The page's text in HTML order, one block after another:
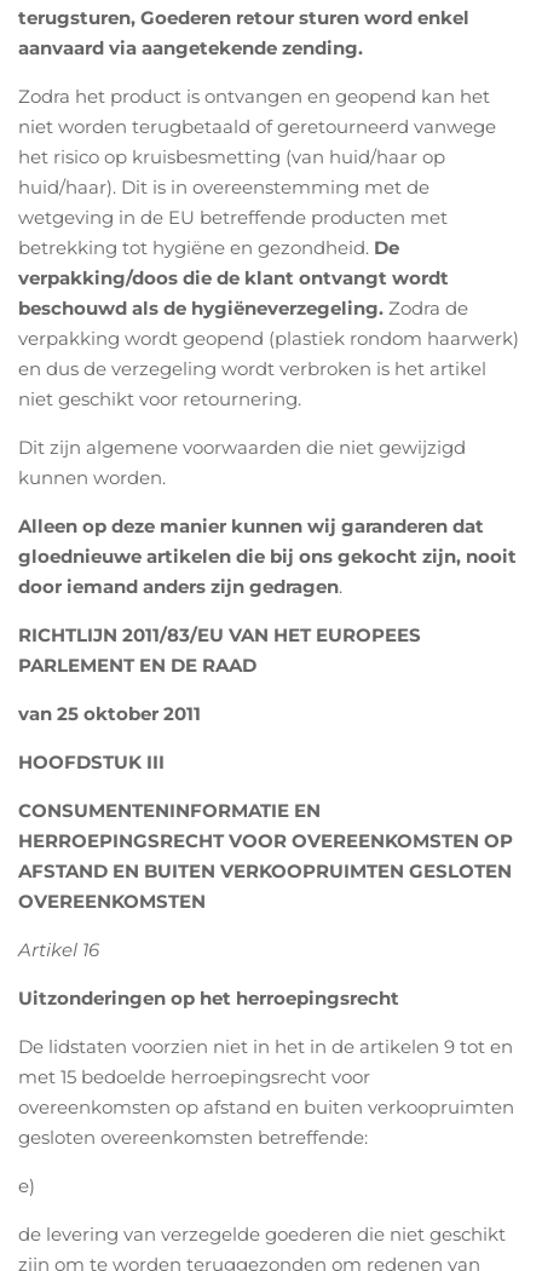
terugsturen, Goederen retour sturen word enkel
aanvaard via aangetekende zending.
Zodra het product is ontvangen en geopend kan het
niet worden terugbetaald of geretourneerd vanwege
het risico op kruisbesmetting (van huid/haar op
huid/haar). Dit is in overeenstemming met de
wetgeving in de EU betreffende producten met
betrekking tot hygiëne en gezondheid. De
verpakking/doos die de klant ontvangt wordt
beschouwd als de hygiëneverzegeling. Zodra de
verpakking wordt geopend (plastiek rondom haarwerk)
en dus de verzegeling wordt verbroken is het artikel
niet geschikt voor retournering.
Dit zijn algemene voorwaarden die niet gewijzigd
kunnen worden.
Alleen op deze manier kunnen wij garanderen dat
gloednieuwe artikelen die bij ons gekocht zijn, nooit
door iemand anders zijn gedragen.
RICHTLIJN 2011/83/EU VAN HET EUROPEES
PARLEMENT EN DE RAAD
van 25 oktober 2011
HOOFDSTUK III
CONSUMENTENINFORMATIE EN
HERROEPINGSRECHT VOOR OVEREENKOMSTEN OP
AFSTAND EN BUITEN VERKOOPRUIMTEN GESLOTEN
OVEREENKOMSTEN
Artikel 16
Uitzonderingen op het herroepingsrecht
De lidstaten voorzien niet in het in de artikelen 9 tot en
met 15 bedoelde herroepingsrecht voor
overeenkomsten op afstand en buiten verkoopruimten
gesloten overeenkomsten betreffende:
e)
de levering van verzegelde goederen die niet geschikt
zijn om te worden teruggezonden om redenen van